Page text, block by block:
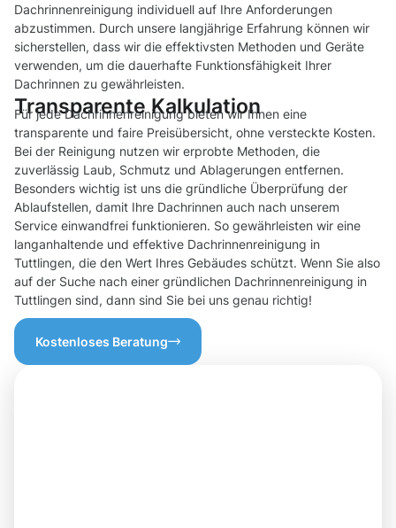
Dachrinnenreinigung individuell auf Ihre Anforderungen
abzustimmen. Durch unsere langjährige Erfahrung können wir
sicherstellen, dass wir die effektivsten Methoden und Geräte
verwenden, um die dauerhafte Funktionsfähigkeit Ihrer
Dachrinnen zu gewährleisten.
Transparente Kalkulation
Für jede Dachrinnenreinigung bieten wir Ihnen eine
transparente und faire Preisübersicht, ohne versteckte Kosten.
Bei der Reinigung nutzen wir erprobte Methoden, die
zuverlässig Laub, Schmutz und Ablagerungen entfernen.
Besonders wichtig ist uns die gründliche Überprüfung der
Ablaufstellen, damit Ihre Dachrinnen auch nach unserem
Service einwandfrei funktionieren. So gewährleisten wir eine
langanhaltende und effektive Dachrinnenreinigung in
Tuttlingen, die den Wert Ihres Gebäudes schützt. Wenn Sie also
auf der Suche nach einer gründlichen Dachrinnenreinigung in
Tuttlingen sind, dann sind Sie bei uns genau richtig!
Kostenloses Beratung